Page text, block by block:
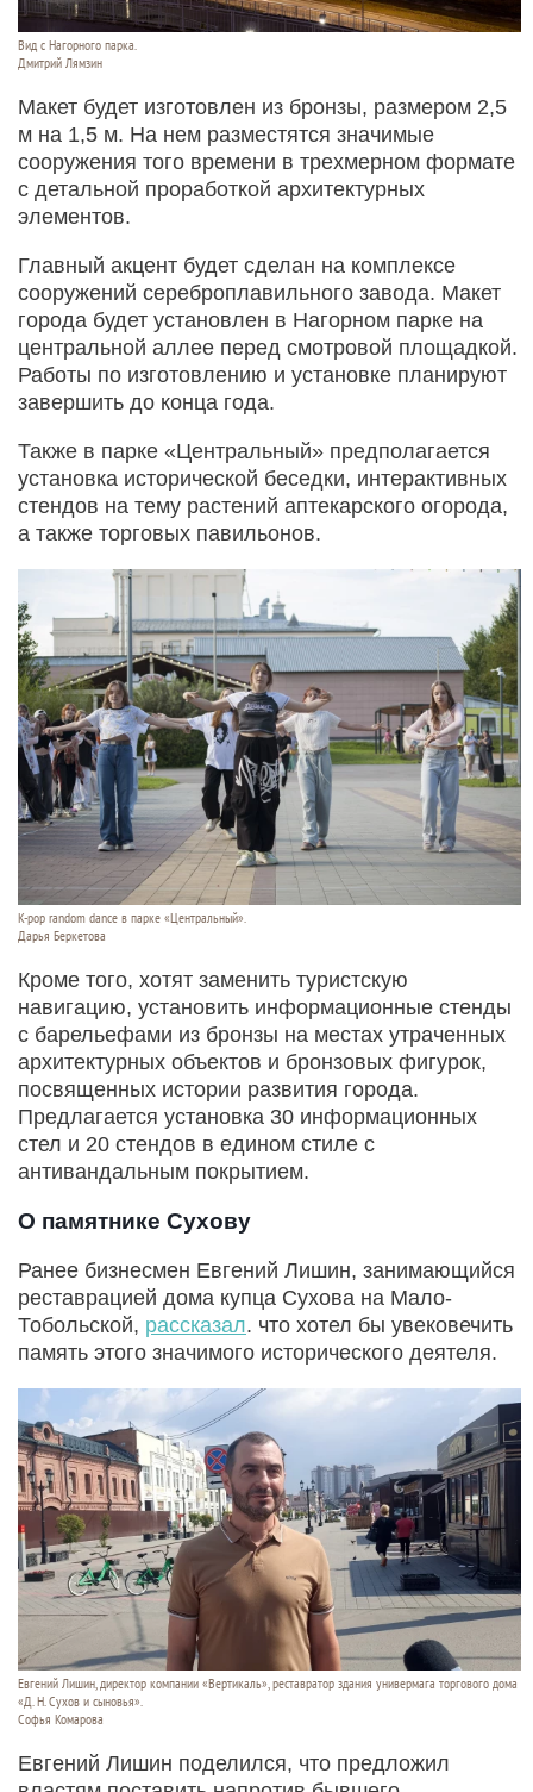
Вид с Нагорного парка.
Дмитрий Лямзин
Макет будет изготовлен из бронзы, размером 2,5
м на 1,5 м. На нем разместятся значимые
сооружения того времени в трехмерном формате
с детальной проработкой архитектурных
элементов.
Главный акцент будет сделан на комплексе
сооружений сереброплавильного завода. Макет
города будет установлен в Нагорном парке на
центральной аллее перед смотровой площадкой.
Работы по изготовлению и установке планируют
завершить до конца года.
Также в парке «Центральный» предполагается
установка исторической беседки, интерактивных
стендов на тему растений аптекарского огорода,
а также торговых павильонов.
K-pop random dance в парке «Центральный».
Дарья Беркетова
Кроме того, хотят заменить туристскую
навигацию, установить информационные стенды
с барельефами из бронзы на местах утраченных
архитектурных объектов и бронзовых фигурок,
посвященных истории развития города.
Предлагается установка 30 информационных
стел и 20 стендов в едином стиле с
антивандальным покрытием.
О памятнике Сухову
Ранее бизнесмен Евгений Лишин, занимающийся
реставрацией дома купца Сухова на Мало-
Тобольской, рассказал. что хотел бы увековечить
память этого значимого исторического деятеля.
Евгений Лишин, директор компании «Вертикаль», реставратор здания универмага торгового дома
«Д. Н. Сухов и сыновья».
Софья Комарова
Евгений Лишин поделился, что предложил